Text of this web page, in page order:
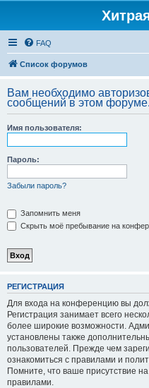
FAQ
Список форумов
Вам необходимо
сообщений в этом форуме.
Имя пользователя:
Пароль:
Забыли пароль?
Запомнить меня
Скрыть моё пребывание на
РЕГИСТРАЦИЯ
Для входа на конференцию вы
Регистрация занимает всего
более широкие возможности.
установлены также
пользователей. Прежде чем
ознакомиться с правилами и
Помните, что ваше присутствие
правилами.